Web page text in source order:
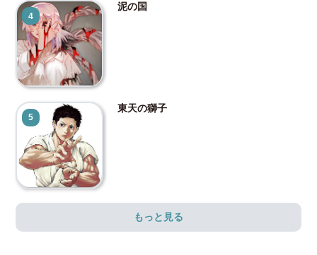
4
泥の国
5
東天の獅子
もっと見る